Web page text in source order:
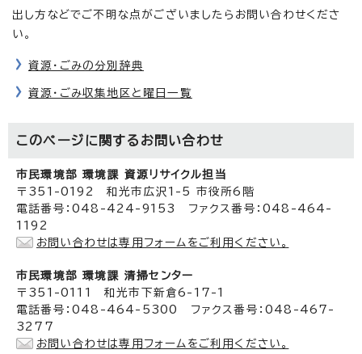
出し方などでご不明な点がございましたらお問い合わせくださ
い。
資源・ごみの分別辞典
資源・ごみ収集地区と曜日一覧
このページに関する お問い合わせ
市民環境部 環境課 資源リサイクル担当
〒351-0192 和光市広沢1-5 市役所6階
電話番号：048-424-9153 ファクス番号：048-464-
1192
お問い合わせは専用フォームをご利用ください。
市民環境部 環境課 清掃センター
〒351-0111 和光市下新倉6-17-1
電話番号：048-464-5300 ファクス番号：048-467-
3277
お問い合わせは専用フォームをご利用ください。